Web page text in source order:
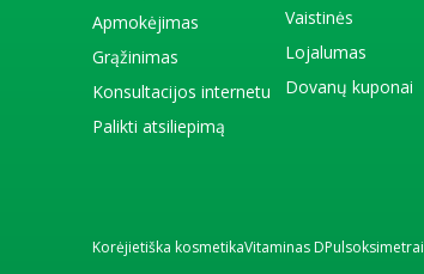
Apmokėjimas
Grąžinimas
Konsultacijos internetu
Palikti atsiliepimą
Vaistinės
Lojalumas
Dovanų kuponai
Korėjietiška kosmetikaVitaminas DPulsoksimetrai